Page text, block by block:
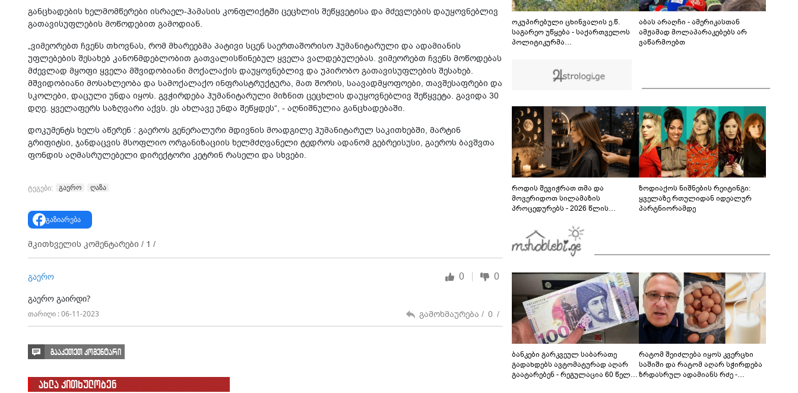
განცხადებას ავრცელებს
განცხადების ხელმომწერები ისრაელ-ჰამასის კონფლიქტში ცეცხლის შეწყვეტისა და მძევლების დაუყოვნებლივ
გათავისუფლების მოწოდებით გამოდიან.
„ვიმეორებთ ჩვენს თხოვნას, რომ მხარეებმა პატივი სცენ საერთაშორისო ჰუმანიტარული და ადამიანის
უფლებების შესახებ კანონმდებლობით გათვალისწინებულ ყველა ვალდებულებას. ვიმეორებთ ჩვენს მოწოდებას
მძევლად მყოფი ყველა მშვიდობიანი მოქალაქის დაუყოვნებლივ და უპირობო გათავისუფლების შესახებ.
მშვიდობიანი მოსახლეობა და სამოქალაქო ინფრასტრუქტურა, მათ შორის, საავადმყოფოები, თავშესაფრები და
სკოლები, დაცული უნდა იყოს. გვჭირდება ჰუმანიტარული მიზნით ცეცხლის დაუყოვნებლივ შეწყვეტა. გავიდა 30
დღე. ყველაფერს საზღვარი აქვს. ეს ახლავე უნდა შეწყდეს“, - აღნიშნულია განცხადებაში.
დოკუმენტს ხელს აწერენ : გაეროს გენერალური მდივნის მოადგილე ჰუმანიტარულ საკითხებში, მარტინ
გრიფიტსი, ჯანდაცვის მსოფლიო ორგანიზაციის ხელმძღვანელი ტედროს ადანომ გებრეისუსი, გაეროს ბავშვთა
ფონდის აღმასრულებელი დირექტორი კეტრინ რასელი და სხვები.
ტეგები: გაერო ღაზა
გაზიარება
მკითხველის კომენტარები / 1 /
გაერო 0 0
გაერო გაირდი?
თარიღი : 06-11-2023 გამოხმაურება / 0 /
გააკეთეთ კომენტარი
ახლა კითხულობენ
ოკუპირებული ცხინვალის ე.წ.
საგარეო უწყება - საქართველოს
პოლიტიკურმა
აღიარა მიხეილ სააკაშვილი
სამხედრო აგრესიის დამნაშავედ -
დაეკისროს ქვეყანას
აბას არაღჩი - ამერიკასთან
ამჟამად მოლაპარაკებებს არ
ვაწარმოებთ
როდის შევიჭრათ თმა და
მოვერიდოთ სილამაზის
პროცედურებს - 2026 წლის
გზამკვლევი
ზოდიაქოს ნიშნების რეიტინგი:
ყველაზე რთულიდან იდეალურ
პარტნიორამდე
ბანკები გარკვეულ საბარათე
გადახდებს ავტომატურად აღარ
გაატარებენ - რეგულაცია 60 წელს
რატომ შეიძლება იყოს კვერცხი
საშიში და რატომ აღარ სჭირდება
ზრდასრულ ადამიანს რძე -